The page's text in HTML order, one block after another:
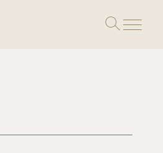
Toggle
search